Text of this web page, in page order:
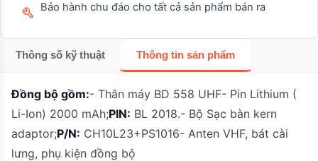
Bảo hành chu đáo cho tất cả sản phẩm bán ra
Thông số kỹ thuật Thông tin sản phẩm
Đồng bộ gồm:- Thân máy BD 558 UHF- Pin Lithium (
Li-Ion) 2000 mAh;PIN: BL 2018.- Bộ Sạc bàn kern
adaptor;P/N: CH10L23+PS1016- Anten VHF, bát cài
lưng, phụ kiện đồng bộ